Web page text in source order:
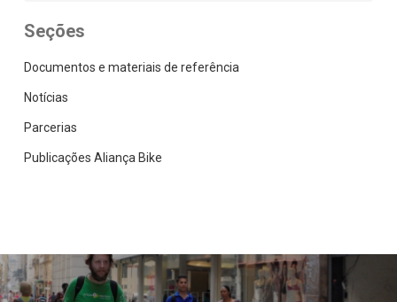
Seções
Documentos e materiais de referência
Notícias
Parcerias
Publicações Aliança Bike